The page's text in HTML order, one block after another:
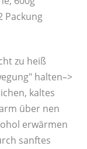
Packung
zu heiß
halten–>
kaltes
über nen
erwärmen
sanftes